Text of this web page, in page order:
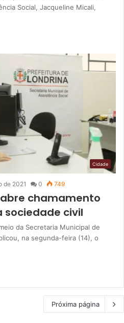
Social, Jacqueline Micali,
Cidade
de 2021 0 749
chamamento
civil
da Secretaria Municipal de
na segunda-feira (14), o
Próxima página